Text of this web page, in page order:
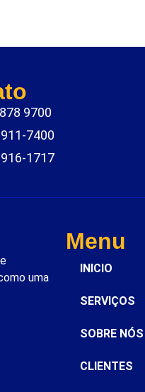
9700
7400
1717
uma
Menu
INICIO
SERVIÇOS
SOBRE NÓS
CLIENTES